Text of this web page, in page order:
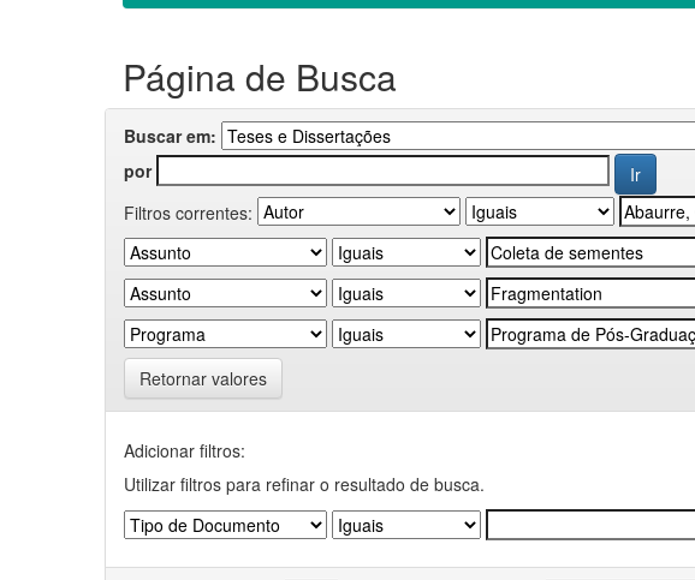
Página de Busca
Buscar em:
por
Filtros correntes:
Retornar valores
Adicionar filtros:
Utilizar filtros para refinar o resultado de busca.